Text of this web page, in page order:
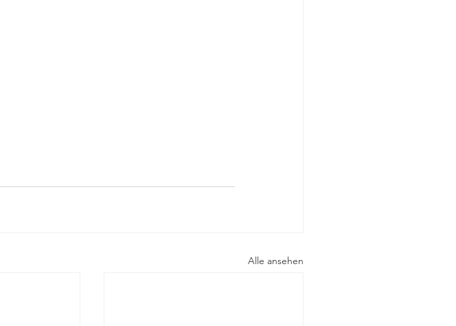
Alle ansehen